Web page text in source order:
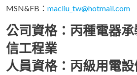
MSN&FB： macliu_tw@hotmail.com
公司資格：丙種電器
信工程業
人員資格：丙級用電